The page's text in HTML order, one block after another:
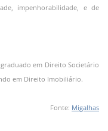
impenhorabilidade, e de
em Direito Societário
em Direito Imobiliário.
Fonte: Migalhas